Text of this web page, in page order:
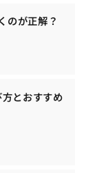
のが正解？
とおすすめ